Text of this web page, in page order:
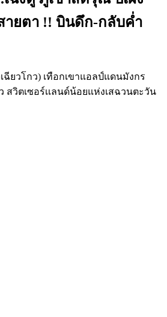
ายตา !! บินดึก-กลับค่ำ
ฉียวโกว) เทือกเขาแอลป์แดนมังกร
สวิตเซอร์เเลนด์น้อยแห่งเสฉวนตะวัน